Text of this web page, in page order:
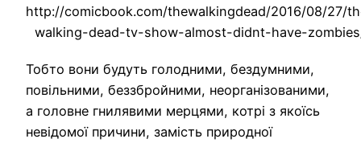
http://comicbook.com/thewalkingdead/2016/08/27/
walking-dead-tv-show-almost-didnt-have-
Тобто вони будуть голодними, бездумними,
повільними, беззбройними, неорганізованими,
а головне гнилявими мерцями, котрі з якоїсь
невідомої причини, замість природної